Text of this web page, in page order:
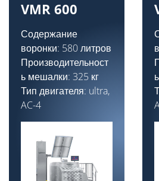
VMR 600
Содержание
воронки: 580 литров
Производительност
ь мешалки: 325 кг
Тип двигателя: ultra,
AC-4